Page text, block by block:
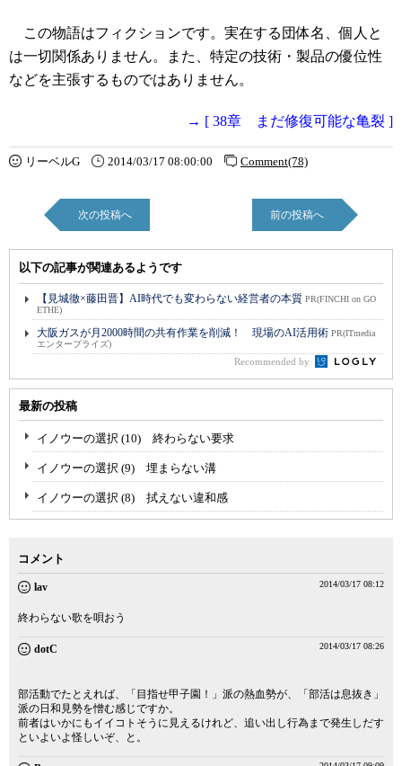
この物語はフィクションです。実在する団体名、個人と
は一切関係ありません。また、特定の技術・製品の優位性
などを主張するものではありません。
→ [ 38章 まだ修復可能な亀裂 ]
リーベルG 2014/03/17 08:00:00 Comment(78)
次の投稿へ 前の投稿へ
以下の記事が関連あるようです
【見城徹×藤田晋】AI時代でも変わらない経営者の本質 PR(FINCHI on GO
ETHE)
大阪ガスが月2000時間の共有作業を削減！ 現場のAI活用術 PR(ITmedia
エンタープライズ)
Recommended by
最新の投稿
イノウーの選択 (10) 終わらない要求
イノウーの選択 (9) 埋まらない溝
イノウーの選択 (8) 拭えない違和感
コメント
lav 2014/03/17 08:12
終わらない歌を唄おう
dotC 2014/03/17 08:26
部活動でたとえれば、「目指せ甲子園！」派の熱血勢が、「部活は息抜き」
派の日和見勢を憎む感じですか。
前者はいかにもイイコトそうに見えるけれど、追い出し行為まで発生しだす
といよいよ怪しいぞ、と。